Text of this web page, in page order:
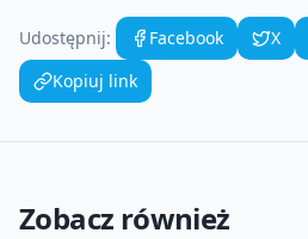
Udostępnij: Facebook X
Kopiuj link
Zobacz również